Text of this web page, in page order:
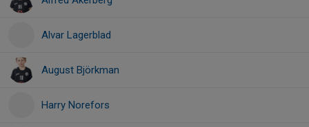
Alvar Lagerblad
August Björkman
Harry Norefors